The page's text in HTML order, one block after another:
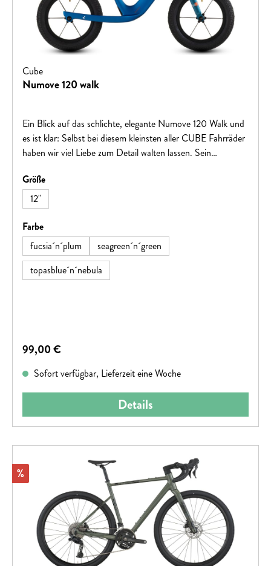
Cube
Numove 120 walk
Ein Blick auf das schlichte, elegante Numove 120 Walk und
es ist klar: Selbst bei diesem kleinsten aller CUBE Fahrräder
haben wir viel Liebe zum Detail walten lassen. Sein
Rohre und Rohrabschlüsse, damit sich die Kids bei ihren
ersten Fahrversuchen – und unvermeidbaren Stürzen –
nicht wehtun. Ein weiteres Sicherheits-Feature sind die
schlichten, leichten Laufräder mit breiten Reifen. Dazu
kommen ein Sattel, Lenker und Griffe, die speziell auf die
Körpergröße und Hände von Kleinkindern abgestimmt sind.
Selbstredend, dass das Laufrad sämtliche unserer strengen
Sicherheitstest mit Bravour bestanden hat. Aufsitzen,
Größeauswählen
12"
Farbeauswählen
fucsia´n´plum
seagreen´n´green
topasblue´n´nebula
Regulärer Preis:
99,00 €
Sofort verfügbar, Lieferzeit eine Woche
Details
Rabatt
%